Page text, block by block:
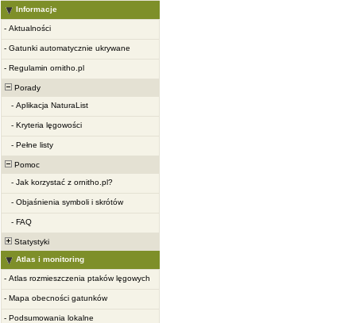
Informacje
- Aktualności
- Gatunki automatycznie ukrywane
- Regulamin ornitho.pl
Porady
- Aplikacja NaturaList
- Kryteria lęgowości
- Pełne listy
Pomoc
- Jak korzystać z ornitho.pl?
- Objaśnienia symboli i skrótów
- FAQ
Statystyki
Atlas i monitoring
- Atlas rozmieszczenia ptaków lęgowych
- Mapa obecności gatunków
- Podsumowania lokalne